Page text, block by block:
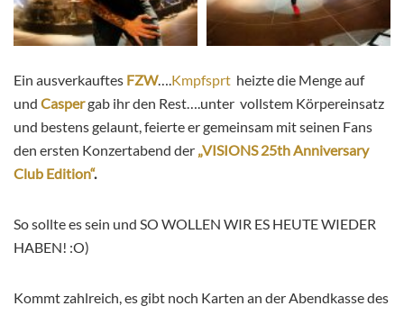
Ein ausverkauftes FZW….Kmpfsprt heizte die Menge auf
und Caspergab ihr den Rest….unter vollstem Körpereinsatz
und bestens gelaunt, feierte er gemeinsam mit seinen Fans
den ersten Konzertabend der „VISIONS 25th Anniversary
Club Edition“.
So sollte es sein und SO WOLLEN WIR ES HEUTE WIEDER
HABEN! :O)
Kommt zahlreich, es gibt noch Karten an der Abendkasse des